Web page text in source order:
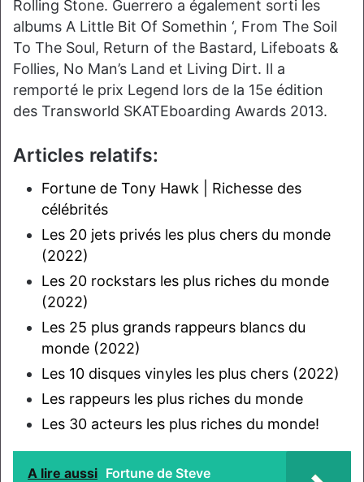
Rolling Stone. Guerrero a également sorti les
albums A Little Bit Of Somethin ‘, From The Soil
To The Soul, Return of the Bastard, Lifeboats &
Follies, No Man’s Land et Living Dirt. Il a
remporté le prix Legend lors de la 15e édition
des Transworld SKATEboarding Awards 2013.
Articles relatifs:
Fortune de Tony Hawk | Richesse des
célébrités
Les 20 jets privés les plus chers du monde
(2022)
Les 20 rockstars les plus riches du monde
(2022)
Les 25 plus grands rappeurs blancs du
monde (2022)
Les 10 disques vinyles les plus chers (2022)
Les rappeurs les plus riches du monde
Les 30 acteurs les plus riches du monde!
A lire aussi Fortune de Steve